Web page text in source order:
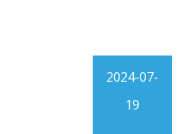
2024-07-
19